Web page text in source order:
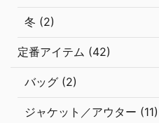
冬 (2)
定番アイテム (42)
バッグ (2)
ジャケット／アウター (11)